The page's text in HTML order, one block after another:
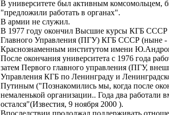
В университете был активным комсомольцем,
"предложили работать в органах".
В армии не служил.
В 1977 году окончил Высшие курсы КГБ СССР
Главного Управления (ПГУ) КГБ СССР (ныне -
Краснознаменным институтом имени
После окончания университета с 1976 года
затем Первого главного управления (ПГУ,
Управления КГБ по Ленинграду и
Путиным ("Познакомились мы, когда после
немаленькой организации.. Года два работали
остался"(Известия, 9 ноября 2000 ).
Впоследствии продолжал поддерживать